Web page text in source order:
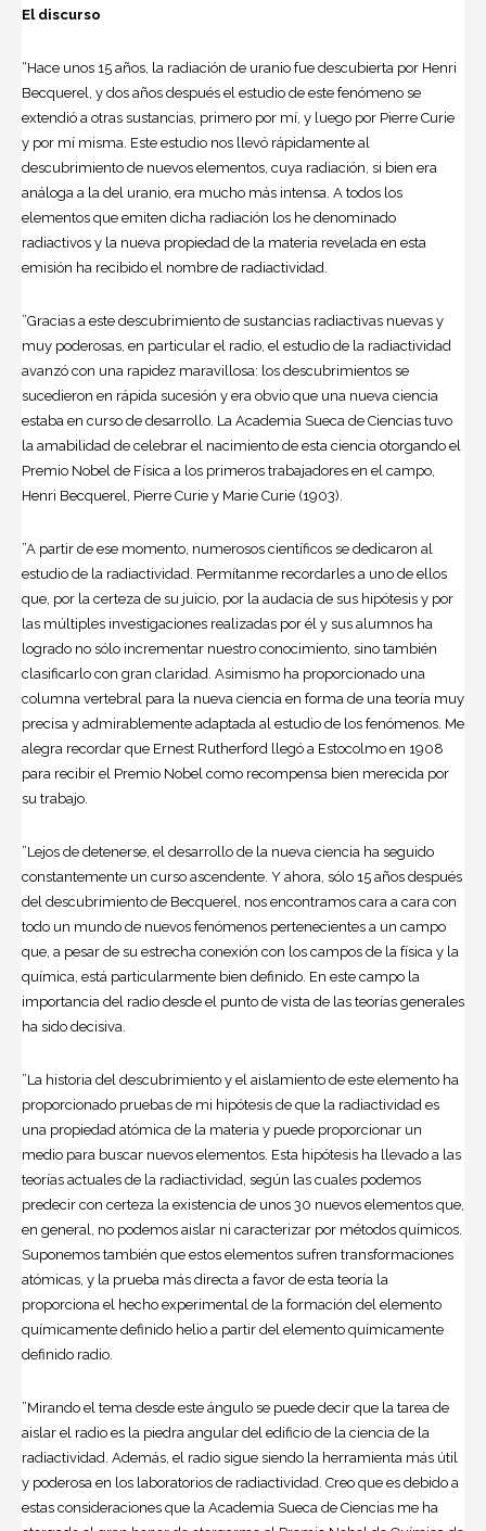
El discurso
“Hace unos 15 años, la radiación de uranio fue descubierta por Henri
Becquerel, y dos años después el estudio de este fenómeno se
extendió a otras sustancias, primero por mí, y luego por Pierre Curie
y por mí misma. Este estudio nos llevó rápidamente al
descubrimiento de nuevos elementos, cuya radiación, si bien era
análoga a la del uranio, era mucho más intensa. A todos los
elementos que emiten dicha radiación los he denominado
radiactivos y la nueva propiedad de la materia revelada en esta
emisión ha recibido el nombre de radiactividad.
”Gracias a este descubrimiento de sustancias radiactivas nuevas y
muy poderosas, en particular el radio, el estudio de la radiactividad
avanzó con una rapidez maravillosa: los descubrimientos se
sucedieron en rápida sucesión y era obvio que una nueva ciencia
estaba en curso de desarrollo. La Academia Sueca de Ciencias tuvo
la amabilidad de celebrar el nacimiento de esta ciencia otorgando el
Premio Nobel de Física a los primeros trabajadores en el campo,
Henri Becquerel, Pierre Curie y Marie Curie (1903).
”A partir de ese momento, numerosos científicos se dedicaron al
estudio de la radiactividad. Permítanme recordarles a uno de ellos
que, por la certeza de su juicio, por la audacia de sus hipótesis y por
las múltiples investigaciones realizadas por él y sus alumnos ha
logrado no sólo incrementar nuestro conocimiento, sino también
clasificarlo con gran claridad. Asimismo ha proporcionado una
columna vertebral para la nueva ciencia en forma de una teoría muy
precisa y admirablemente adaptada al estudio de los fenómenos. Me
alegra recordar que Ernest Rutherford llegó a Estocolmo en 1908
para recibir el Premio Nobel como recompensa bien merecida por
su trabajo.
”Lejos de detenerse, el desarrollo de la nueva ciencia ha seguido
constantemente un curso ascendente. Y ahora, sólo 15 años después
del descubrimiento de Becquerel, nos encontramos cara a cara con
todo un mundo de nuevos fenómenos pertenecientes a un campo
que, a pesar de su estrecha conexión con los campos de la física y la
química, está particularmente bien definido. En este campo la
importancia del radio desde el punto de vista de las teorías generales
ha sido decisiva.
”La historia del descubrimiento y el aislamiento de este elemento ha
proporcionado pruebas de mi hipótesis de que la radiactividad es
una propiedad atómica de la materia y puede proporcionar un
medio para buscar nuevos elementos. Esta hipótesis ha llevado a las
teorías actuales de la radiactividad, según las cuales podemos
predecir con certeza la existencia de unos 30 nuevos elementos que,
en general, no podemos aislar ni caracterizar por métodos químicos.
Suponemos también que estos elementos sufren transformaciones
atómicas, y la prueba más directa a favor de esta teoría la
proporciona el hecho experimental de la formación del elemento
químicamente definido helio a partir del elemento químicamente
definido radio.
”Mirando el tema desde este ángulo se puede decir que la tarea de
aislar el radio es la piedra angular del edificio de la ciencia de la
radiactividad. Además, el radio sigue siendo la herramienta más útil
y poderosa en los laboratorios de radiactividad. Creo que es debido a
estas consideraciones que la Academia Sueca de Ciencias me ha